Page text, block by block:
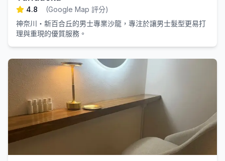
4.8 (Google Map 評分)
神奈川・新百合丘的男士專業沙龍，專注於讓男士髮型更易打
理與重現的優質服務。